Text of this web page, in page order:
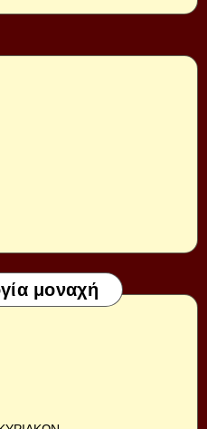
μοναχή